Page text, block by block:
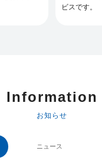
ビスです。
Information
お知らせ
ニュース